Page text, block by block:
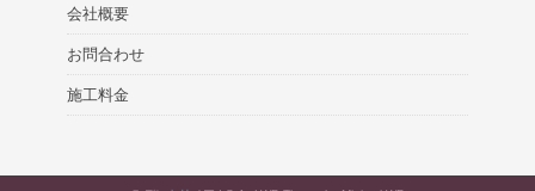
会社概要
お問合わせ
施工料金